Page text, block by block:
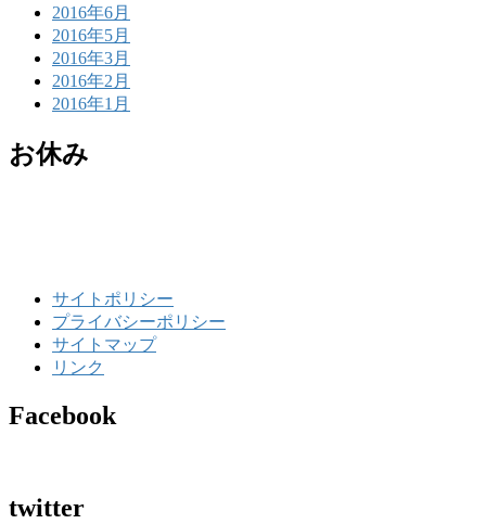
2016年6月
2016年5月
2016年3月
2016年2月
2016年1月
お休み
サイトポリシー
プライバシーポリシー
サイトマップ
リンク
Facebook
twitter